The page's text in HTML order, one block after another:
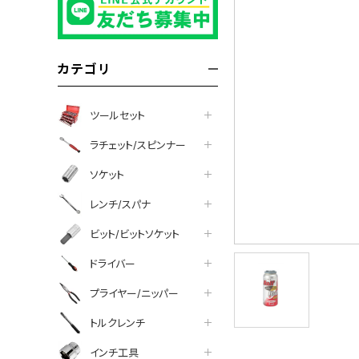
カテゴリ
ツールセット
ラチェット/スピンナー
ソケット
レンチ/スパナ
ビット/ビットソケット
ドライバー
プライヤー/ニッパー
トルクレンチ
インチ工具
facebook
line